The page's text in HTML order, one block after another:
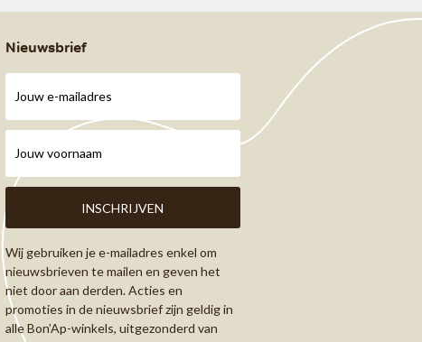
Nieuwsbrief
Wij gebruiken je e-mailadres enkel om
nieuwsbrieven te mailen en geven het
niet door aan derden. Acties en
promoties in de nieuwsbrief zijn geldig in
alle Bon’Ap-winkels, uitgezonderd van